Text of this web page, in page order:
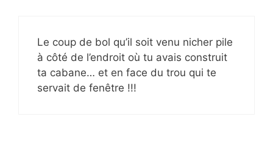
Le coup de bol qu’il soit venu nicher pile
à côté de l’endroit où tu avais construit
ta cabane… et en face du trou qui te
servait de fenêtre !!!